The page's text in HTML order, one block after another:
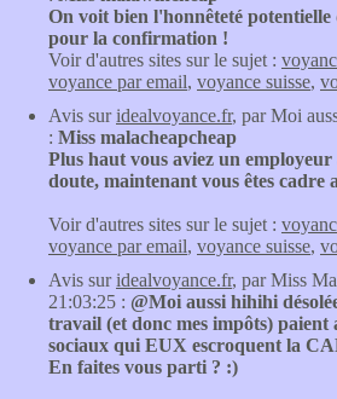
On voit bien l'honnêteté
pour la confirmation !
Voir d'autres sites sur le sujet :
voyance par email, voyance suisse,
Avis suridealvoyance.fr, par Moi
: Miss malacheapcheap
Plus haut vous aviez un employeur
doute, maintenant vous êtes cadre
Voir d'autres sites sur le sujet :
voyance par email, voyance suisse,
Avis suridealvoyance.fr, par Miss
21:03:25 : @Moi aussi hihihi
travail (et donc mes impôts) paient
sociaux qui EUX escroquent la
En faites vous parti ? :)